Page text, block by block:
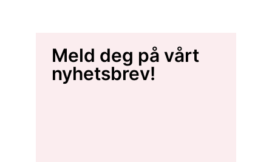
Meld deg på vårt
nyhetsbrev!